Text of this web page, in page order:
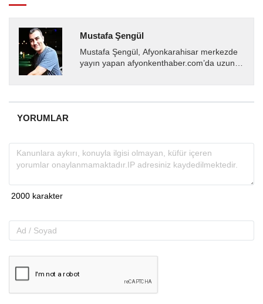
Mustafa Şengül
Mustafa Şengül, Afyonkarahisar merkezde
yayın yapan afyonkenthaber.com’da uzun
almakta, haber akışı...
YORUMLAR